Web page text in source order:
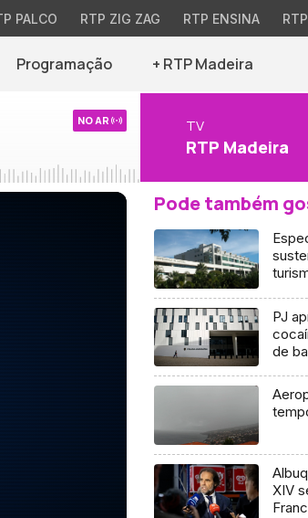
PALCO RTP ZIG ZAG RTP ENSINA
Programação + RTP Madeira
NO AR TV
RTP Madeira
Pode também
PJ
de
XIV